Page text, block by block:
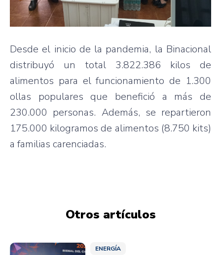
Desde el inicio de la pandemia, la Binacional
distribuyó un total 3.822.386 kilos de
alimentos para el funcionamiento de 1.300
ollas populares que benefició a más de
230.000 personas. Además, se repartieron
175.000 kilogramos de alimentos (8.750 kits)
a familias carenciadas.
Otros artículos
ENERGÍA